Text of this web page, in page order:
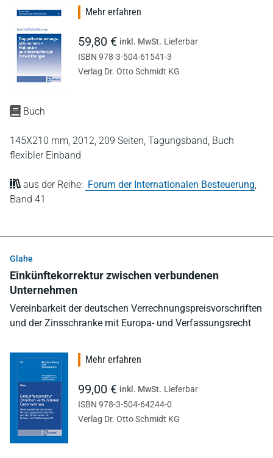
Buch
145X210 mm, 2012, 209 Seiten, Tagungsband, Buch
flexibler Einband
aus der Reihe: Forum der Internationalen Besteuerung
Band 41
Mehr erfahren
59,80 € inkl. MwSt. Lieferbar
ISBN 978-3-504-61541-3
Verlag Dr. Otto Schmidt KG
Glahe
Einkünftekorrektur zwischen verbundenen
Unternehmen
Vereinbarkeit der deutschen Verrechnungspreisvorschriften
und der Zinsschranke mit Europa- und Verfassungsrecht
Mehr erfahren
99,00 € inkl. MwSt. Lieferbar
ISBN 978-3-504-64244-0
Verlag Dr. Otto Schmidt KG